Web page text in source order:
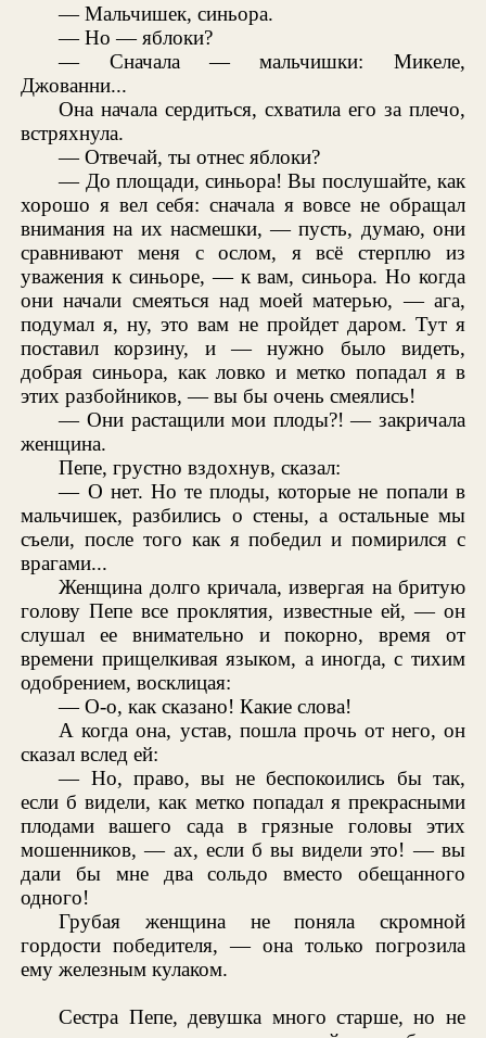
— Мальчишек, синьора.
— Но — яблоки?
— Сначала — мальчишки: Микеле,
Джованни...
Она начала сердиться, схватила его за плечо,
встряхнула.
— Отвечай, ты отнес яблоки?
— До площади, синьора! Вы послушайте, как
хорошо я вел себя: сначала я вовсе не обращал
внимания на их насмешки, — пусть, думаю, они
сравнивают меня с ослом, я всё стерплю из
уважения к синьоре, — к вам, синьора. Но когда
они начали смеяться над моей матерью, — ага,
подумал я, ну, это вам не пройдет даром. Тут я
поставил корзину, и — нужно было видеть,
добрая синьора, как ловко и метко попадал я в
этих разбойников, — вы бы очень смеялись!
— Они растащили мои плоды?! — закричала
женщина.
Пепе, грустно вздохнув, сказал:
— О нет. Но те плоды, которые не попали в
мальчишек, разбились о стены, а остальные мы
съели, после того как я победил и помирился с
врагами...
Женщина долго кричала, извергая на бритую
голову Пепе все проклятия, известные ей, — он
слушал ее внимательно и покорно, время от
времени прищелкивая языком, а иногда, с тихим
одобрением, восклицая:
— О-о, как сказано! Какие слова!
А когда она, устав, пошла прочь от него, он
сказал вслед ей:
— Но, право, вы не беспокоились бы так,
если б видели, как метко попадал я прекрасными
плодами вашего сада в грязные головы этих
мошенников, — ах, если б вы видели это! — вы
дали бы мне два сольдо вместо обещанного
одного!
Грубая женщина не поняла скромной
гордости победителя, — она только погрозила
ему железным кулаком.
Сестра Пепе, девушка много старше, но не